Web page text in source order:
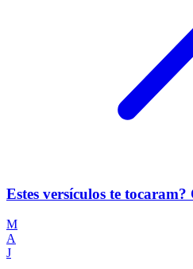
Estes versículos te
M
A
J